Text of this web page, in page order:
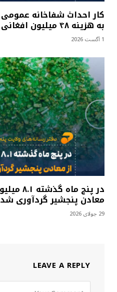
کار احداث شفاخانه
به هزینه ۴۸ میلیون افغانی آغاز شد
1 آگست 2026
در پنج
معادن پنجشیر گردآوری
29 جولای 2026
LEAVE A REPLY